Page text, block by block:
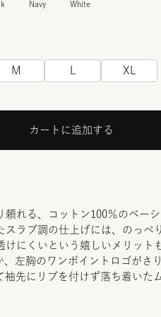
Navy White
M XL
カートに追加する
頼れる、コットン100％のベー
スラブ調の仕上げには、のっぺ
けにくいという嬉しいメリット
、左胸のワンポイントロゴがさ
袖先にリブを付けず落ち着いた